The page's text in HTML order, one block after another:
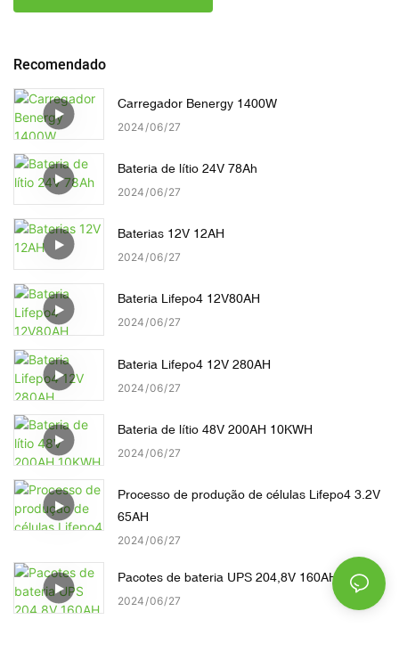
Recomendado
Carregador Benergy 1400W
2024 06 27
Bateria de lítio 24V 78Ah
2024 06 27
Baterias 12V 12AH
2024 06 27
Bateria Lifepo4 12V80AH
2024 06 27
Bateria Lifepo4 12V 280AH
2024 06 27
Bateria de lítio 48V 200AH 10KWH
2024 06 27
Processo de produção de células Lifepo4 3.2V
65AH
2024 06 27
Pacotes de bateria UPS 204,8V 160AH
2024 06 27